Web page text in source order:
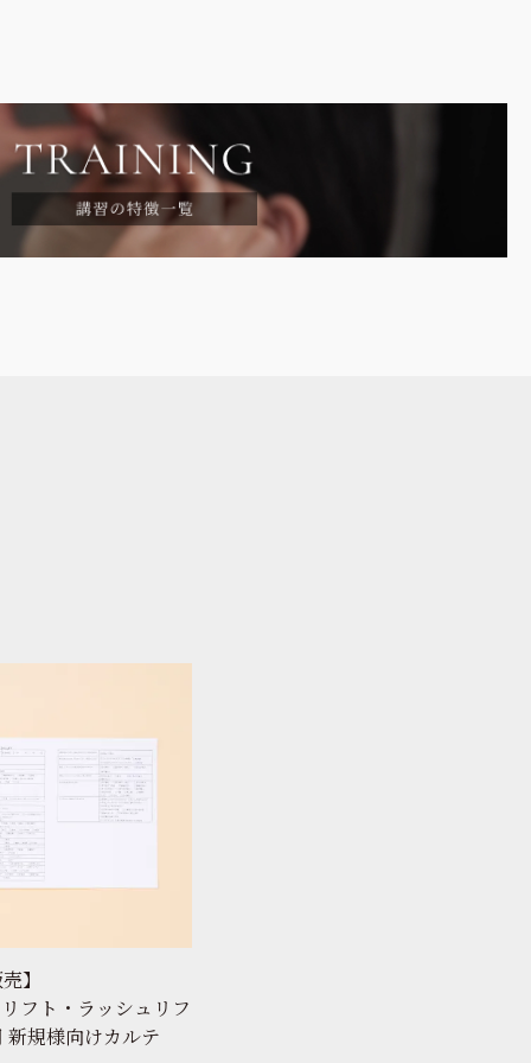
】
フト・ラッシュリフ
新規様向けカルテ